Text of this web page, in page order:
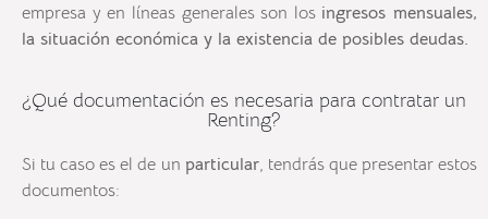
empresa y en líneas generales son los ingresos mensuales,
la situación económica y la existencia de posibles deudas.
¿Qué documentación es necesaria para contratar un
Renting?
Si tu caso es el de un particular, tendrás que presentar estos
documentos: